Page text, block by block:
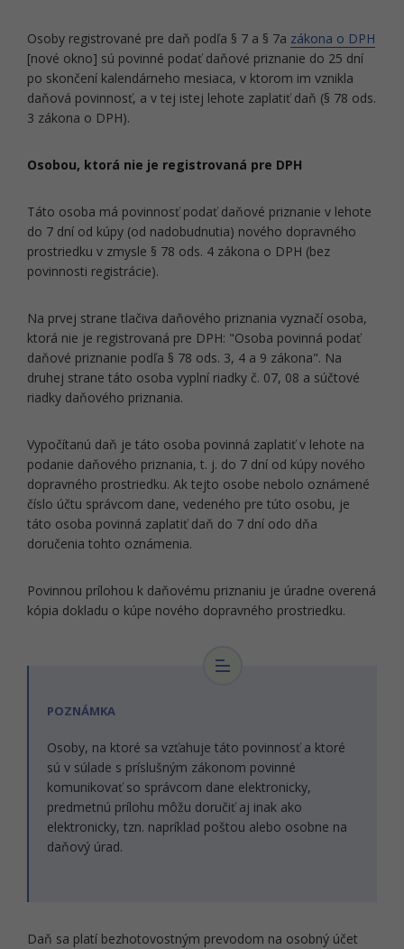
Osoby registrované pre daň podľa § 7 a § 7a zákona o DPH
[nové okno] sú povinné podať daňové priznanie do 25 dní
po skončení kalendárneho mesiaca, v ktorom im vznikla
daňová povinnosť, a v tej istej lehote zaplatiť daň (§ 78 ods.
3 zákona o DPH).
Osobou, ktorá nie je registrovaná pre DPH
Táto osoba má povinnosť podať daňové priznanie v lehote
do 7 dní od kúpy (od nadobudnutia) nového dopravného
prostriedku v zmysle § 78 ods. 4 zákona o DPH (bez
povinnosti registrácie).
Na prvej strane tlačiva daňového priznania vyznačí osoba,
ktorá nie je registrovaná pre DPH: "Osoba povinná podať
daňové priznanie podľa § 78 ods. 3, 4 a 9 zákona". Na
druhej strane táto osoba vyplní riadky č. 07, 08 a súčtové
riadky daňového priznania.
Vypočítanú daň je táto osoba povinná zaplatiť v lehote na
podanie daňového priznania, t. j. do 7 dní od kúpy nového
dopravného prostriedku. Ak tejto osobe nebolo oznámené
číslo účtu správcom dane, vedeného pre túto osobu, je
táto osoba povinná zaplatiť daň do 7 dní odo dňa
doručenia tohto oznámenia.
Povinnou prílohou k daňovému priznaniu je úradne overená
kópia dokladu o kúpe nového dopravného prostriedku.
POZNÁMKA
Osoby, na ktoré sa vzťahuje táto povinnosť a ktoré
sú v súlade s príslušným zákonom povinné
komunikovať so správcom dane elektronicky,
predmetnú prílohu môžu doručiť aj inak ako
elektronicky, tzn. napríklad poštou alebo osobne na
daňový úrad.
Daň sa platí bezhotovostným prevodom na osobný účet